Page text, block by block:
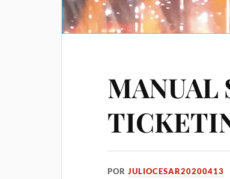
MANUAL
PORJULIOCESAR20200413